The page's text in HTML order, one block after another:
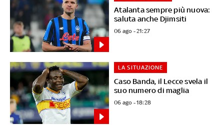
Atalanta sempre più nuova:
saluta anche Djimsiti
06 ago - 21:27
Caso Banda, il Lecce svela il
suo numero di maglia
LA SITUAZIONE
06 ago - 18:28